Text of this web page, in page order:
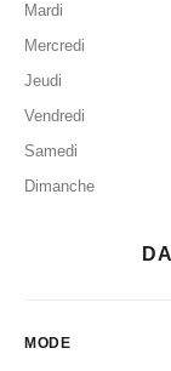
Mardi
Mercredi
Jeudi
Vendredi
Samedi
Dimanche
MODE